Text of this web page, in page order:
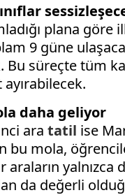
plana göre
9 güne
Bu süreçte tüm
daha geliyor
ara tatil ise
bu mola,
araların
da değerli